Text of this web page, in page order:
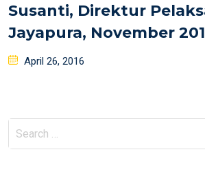
Susanti, Direktur
Jayapura, November
Posted
April 26, 2016
Search